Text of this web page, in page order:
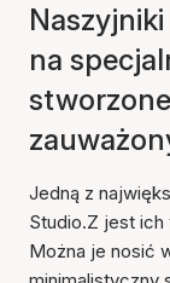
na
Jedną z
Studio.Z jest
Można je nosić